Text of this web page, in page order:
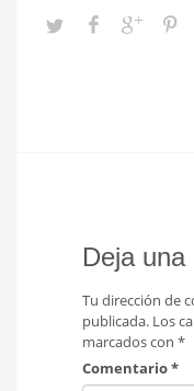
Deja
Tu dirección de
publicada. Los
marcados con *
Comentario*